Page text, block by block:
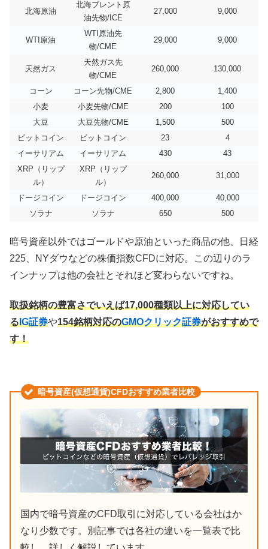
北海原油
北海ブレント原
油先物/ICE
27,000 9,000
WTI原油
WTI原油先
物/CME
29,000 9,000
天然ガス
天然ガス先
物/CME
260,000 130,000
コーン コーン先物/CME 2,800
1,400
小麦
小麦先物/CME 200
100
大豆
大豆先物/CME 1,500
500
ビットコイン
ビットコイン 23
4
イーサリアム
イーサリアム 430
43
XRP（リップ
ル）
XRP（リップ
ル）
260,000 31,000
ドージコイン ドージコイン 400,000
40,000
ソラナ
ソラナ 650 500
暗号資産以外ではゴールドや原油といった商品の他、日経
225、NYダウなどの株価指数CFDに対応。この辺りのラ
インナップは他の会社とそれほど変わらないですね。
取扱銘柄の豊富さでいえば17,000種類以上に対応してい
るIG証券や154銘柄対応のGMOクリック証券がおすすめで
す！
暗号資産(仮想通貨)CFDおすすめ業者比較
国内で暗号資産のCFD取引に対応している会社はか
なり少数です。別記事では各社の違いを一覧表で比